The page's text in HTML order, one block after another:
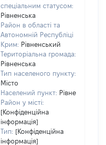
спеціальним статусом:
Рівненська
Район в області та
Автономній Республіці
Крим: Рівненський
Територіальна громада:
Рівненська
Тип населеного пункту:
Місто
Населений пункт: Рівне
Район у місті:
[Конфіденційна
інформація]
Тип: [Конфіденційна
інформація]